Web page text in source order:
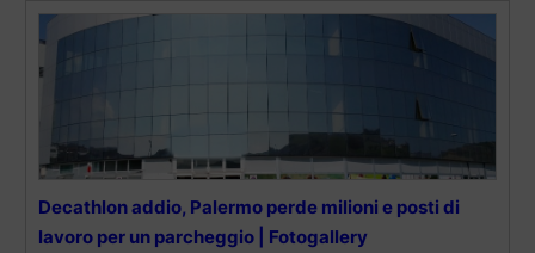
Decathlon addio, Palermo perde milioni e posti di
lavoro per un parcheggio | Fotogallery